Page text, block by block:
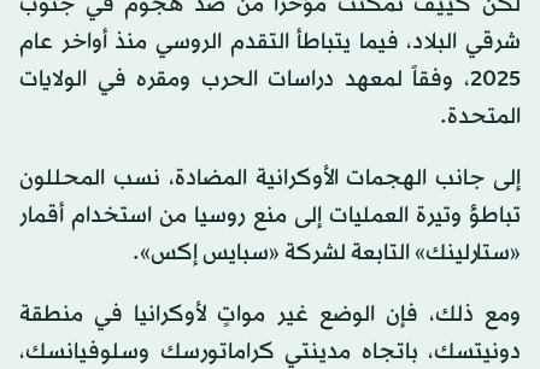
شرقي البلاد، فيما يتباطأ التقدم الروسي منذ أواخر عام
2025، وفقاً لمعهد دراسات الحرب ومقره في الولايات
المتحدة.
إلى جانب الهجمات الأوكرانية المضادة، نسب المحللون
تباطؤ وتيرة العمليات إلى منع روسيا من استخدام أقمار
«ستارلينك» التابعة لشركة «سبايس إكس».
ومع ذلك، فإن الوضع غير مواتٍ لأوكرانيا في منطقة
دونيتسك، باتجاه مدينتي كراماتورسك وسلوفيانسك،